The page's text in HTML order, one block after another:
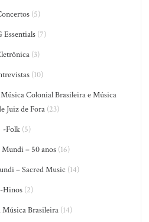
(5)
Essentials(7)
(3)
(10)
Colonial Brasileira e Música
Juiz de Fora (23)
-Folk(5)
– 50 anos(16)
– Sacred Music (14)
-Hinos (2)
Brasileira(14)